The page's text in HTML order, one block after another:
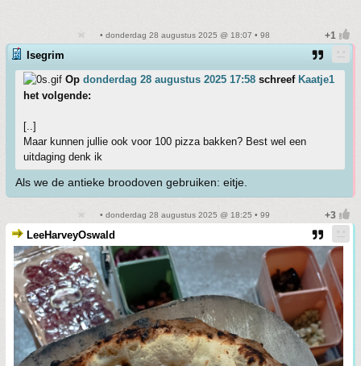
• donderdag 28 augustus 2025 @ 18:07 • 98
Isegrim
Op donderdag 28 augustus 2025 17:58 schreef Kaatje1
het volgende:
[..]
Maar kunnen jullie ook voor 100 pizza bakken? Best wel een
uitdaging denk ik
Als we de antieke broodoven gebruiken: eitje.
• donderdag 28 augustus 2025 @ 18:25 • 99
LeeHarveyOswald